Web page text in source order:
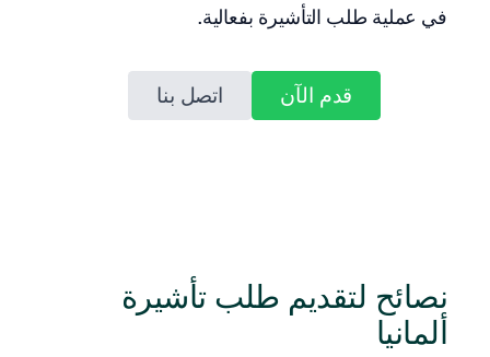
في عملية طلب التأشيرة بفعالية.
قدم الآن اتصل بنا
نصائح لتقديم طلب تأشيرة
ألمانيا